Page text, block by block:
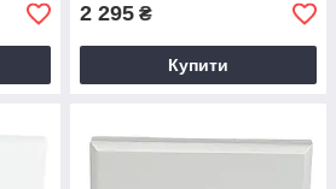
2 295 ₴
Купити